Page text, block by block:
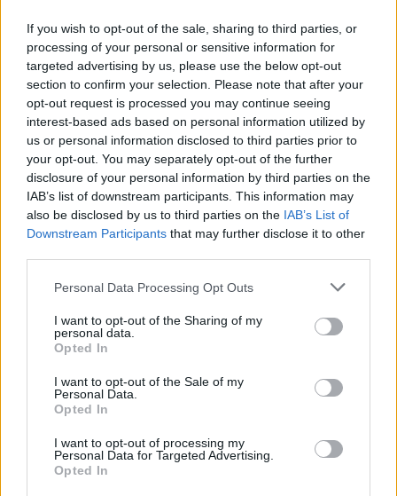
If you wish to opt-out of the sale, sharing to third parties, or
processing of your personal or sensitive information for
targeted advertising by us, please use the below opt-out
section to confirm your selection. Please note that after your
opt-out request is processed you may continue seeing
interest-based ads based on personal information utilized by
us or personal information disclosed to third parties prior to
your opt-out. You may separately opt-out of the further
disclosure of your personal information by third parties on the
IAB’s list of downstream participants. This information may
also be disclosed by us to third parties on the IAB’s List of
Downstream Participants that may further disclose it to other
Please note that this website/app uses one or more Google
not limited to your visit or usage behaviour. You may click to
grant or deny consent to Google and its third-party tags to
use your data for below specified purposes in below Google
consent section.
Personal Data Processing Opt Outs
I want to opt-out of the Sharing of my
personal data.
Opted In
I want to opt-out of the Sale of my
Personal Data.
Opted In
I want to opt-out of processing my
Personal Data for Targeted Advertising.
Opted In
13χρονη πέθανε από σηψαιμία στα Χανιά
Μπήκε για χειρουργική επέμβαση, ωστόσο
προσπάθειες των γιατρών, κατέληξε